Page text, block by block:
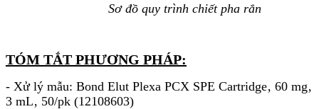
Sơ đồ quy trình chiết pha rắn
TÓM TẮT PHƯƠNG PHÁP:
- Xử lý mẫu: Bond Elut Plexa PCX SPE Cartridge‚ 60 mg‚
3 mL‚ 50/pk (12108603)